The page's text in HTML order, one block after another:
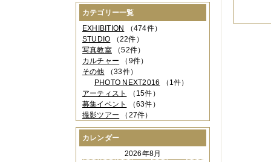
2022年09月（2件）
2022年08月
（3件）
2022年07月（3件）
2022年05月（4件）
2022年04月（2件）
2022年03月
（5件）
2022年02月（3件）
2022年01月（3件）
2021年12月（2件）
2021年11月（3件）
2021年10月
（1件）
2021年08月
2021年07月（1件）
（3件）
カテゴリー一覧
EXHIBITION （474件）
STUDIO （22件）
写真教室（52件）
カルチャー （9件）
その他 （33件）
PHOTO NEXT2016 （1件）
アーティスト
（15件）
募集イベント
（63件）
撮影ツアー （27件）
カレンダー
2026年8月